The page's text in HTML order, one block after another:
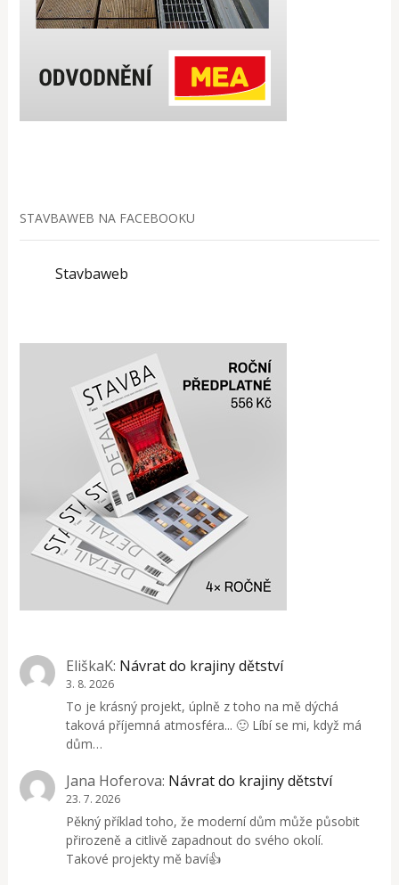
STAVBAWEB NA FACEBOOKU
Stavbaweb
EliškaK: Návrat do krajiny dětství
3. 8. 2026
To je krásný projekt, úplně z toho na mě dýchá
taková příjemná atmosféra... 🙂 Líbí se mi, když má
dům…
Jana Hoferova: Návrat do krajiny dětství
23. 7. 2026
Pěkný příklad toho, že moderní dům může působit
přirozeně a citlivě zapadnout do svého okolí.
Takové projekty mě baví👍